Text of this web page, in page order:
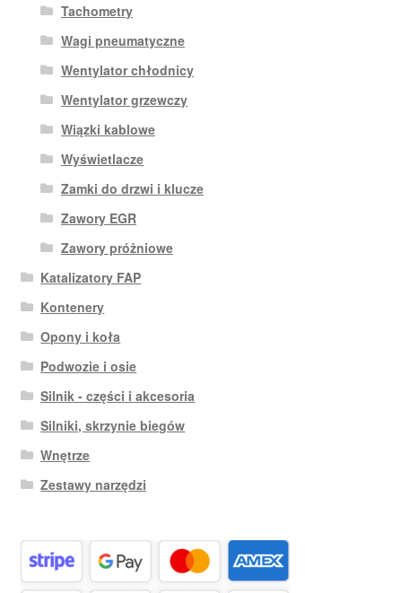
Tachometry
Wagi pneumatyczne
Wentylator chłodnicy
Wentylator grzewczy
Wiązki kablowe
Wyświetlacze
Zamki do drzwi i klucze
Zawory EGR
Zawory próżniowe
Katalizatory FAP
Kontenery
Opony i koła
Podwozie i osie
Silnik - części i akcesoria
Silniki, skrzynie biegów
Wnętrze
Zestawy narzędzi